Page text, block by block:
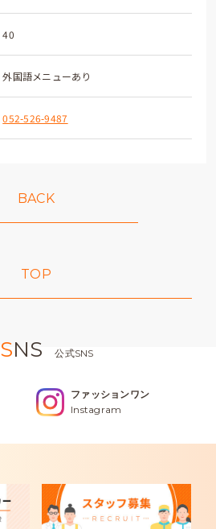
40
外国語メニューあり
052-526-9487
BACK
TOP
SNS 公式SNS
ファッションワン
Instagram